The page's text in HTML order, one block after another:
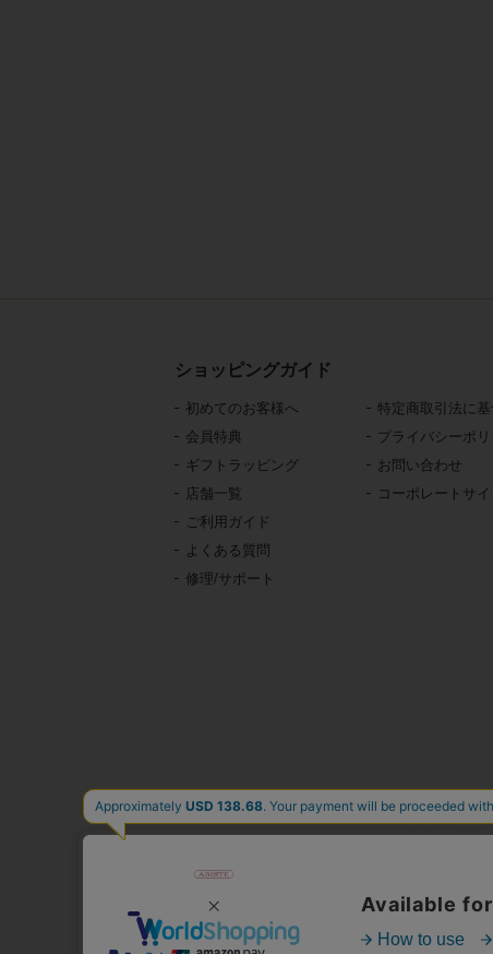
ショッピングガイド
初めてのお客様へ
会員特典
ギフトラッピング
店舗一覧
ご利用ガイド
よくある質問
修理/サポート
特定商取引法に
プライバシーポ
お問い合わせ
コーポレートサイ
東京・青山
人気